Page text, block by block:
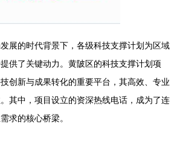
展的时代背景下，各级科技支撑计划为区域
供了关键动力。黄陂区的科技支撑计划项
创新与成果转化的重要平台，其高效、专业
其中，项目设立的资深热线电话，成为了连
求的核心桥梁。